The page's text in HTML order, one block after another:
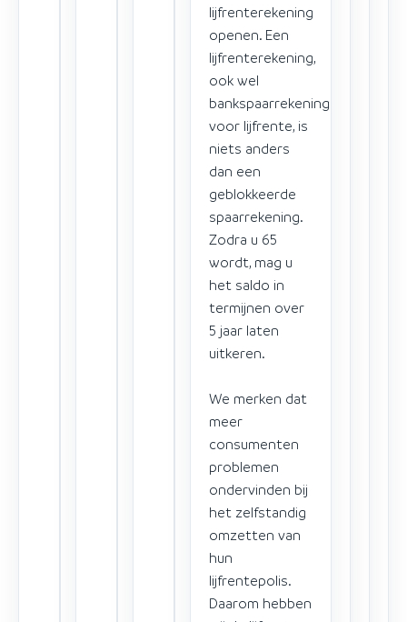
lijfrenterekening
openen. Een
lijfrenterekening,
ook wel
bankspaarrekening
voor lijfrente, is
niets anders
dan een
geblokkeerde
spaarrekening.
Zodra u 65
wordt, mag u
het saldo in
termijnen over
5 jaar laten
uitkeren.
We merken dat
meer
consumenten
problemen
ondervinden bij
het zelfstandig
omzetten van
hun
lijfrentepolis.
Daarom hebben